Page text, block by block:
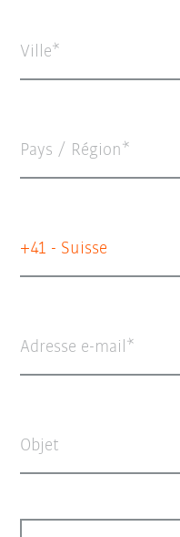
Ville
Pays / Région*
+41 - Suisse
Adresse e-mail
Objet